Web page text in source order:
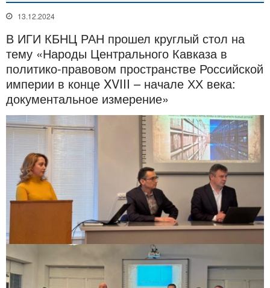
13.12.2024
В ИГИ КБНЦ РАН прошел круглый стол на
тему «Народы Центрального Кавказа в
политико-правовом пространстве Российской
империи в конце XVIII – начале ХХ века:
документальное измерение»